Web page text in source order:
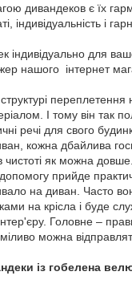
дивандеков є їх
індивідуальність і
індивідуально для
нашого інтернет
переплетення
І тому він так
речі для свого
кожна дбайлива
чистоті як можна
прийде
на диван. Часто
на крісла і буде
Головне –
можна
із гобелена